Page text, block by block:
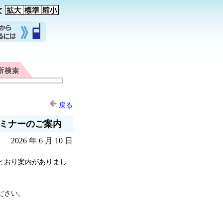
戻る
ナーのご案内
2026 年 6 月 10 日
り案内がありまし
い。